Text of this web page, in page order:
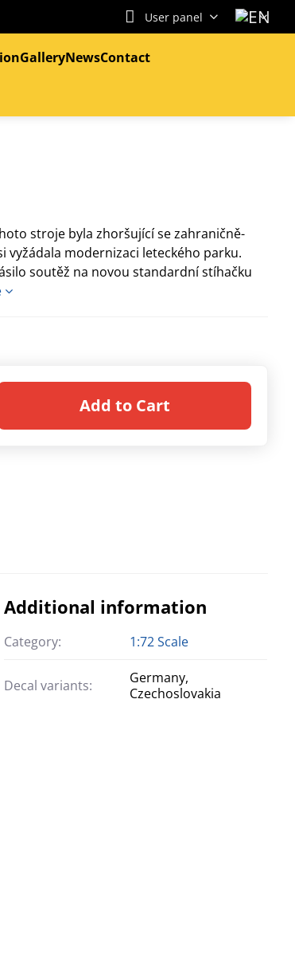
User panel
GalleryNewsContact
stroje byla zhoršující se zahraničně-
vyžádala modernizaci leteckého parku.
soutěž na novou standardní stíhačku
Add to Cart
Additional information
Category: 1:72 Scale
Decal variants:
Germany,
Czechoslovakia